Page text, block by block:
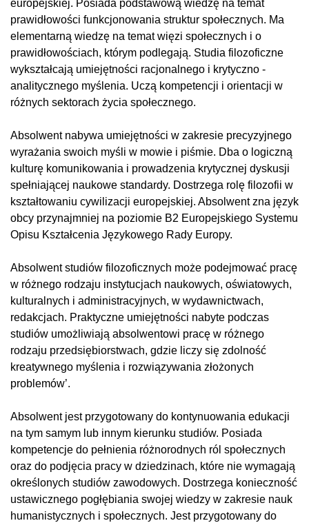
europejskiej. Posiada podstawową wiedzę na temat
prawidłowości funkcjonowania struktur społecznych. Ma
elementarną wiedzę na temat więzi społecznych i o
prawidłowościach, którym podlegają. Studia filozoficzne
wykształcają umiejętności racjonalnego i krytyczno -
analitycznego myślenia. Uczą kompetencji i orientacji w
różnych sektorach życia społecznego.
Absolwent nabywa umiejętności w zakresie precyzyjnego
wyrażania swoich myśli w mowie i piśmie. Dba o logiczną
kulturę komunikowania i prowadzenia krytycznej dyskusji
spełniającej naukowe standardy. Dostrzega rolę filozofii w
kształtowaniu cywilizacji europejskiej. Absolwent zna język
obcy przynajmniej na poziomie B2 Europejskiego Systemu
Opisu Kształcenia Językowego Rady Europy.
Absolwent studiów filozoficznych może podejmować pracę
w różnego rodzaju instytucjach naukowych, oświatowych,
kulturalnych i administracyjnych, w wydawnictwach,
redakcjach. Praktyczne umiejętności nabyte podczas
studiów umożliwiają absolwentowi pracę w różnego
rodzaju przedsiębiorstwach, gdzie liczy się zdolność
kreatywnego myślenia i rozwiązywania złożonych
problemów’.
Absolwent jest przygotowany do kontynuowania edukacji
na tym samym lub innym kierunku studiów. Posiada
kompetencje do pełnienia różnorodnych ról społecznych
oraz do podjęcia pracy w dziedzinach, które nie wymagają
określonych studiów zawodowych. Dostrzega konieczność
ustawicznego pogłębiania swojej wiedzy w zakresie nauk
humanistycznych i społecznych. Jest przygotowany do